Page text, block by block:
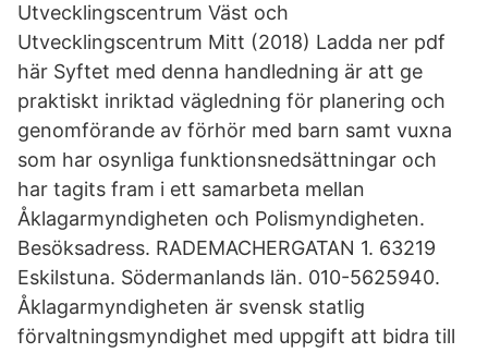
Utvecklingscentrum Väst och
Utvecklingscentrum Mitt (2018) Ladda ner pdf
här Syftet med denna handledning är att ge
praktiskt inriktad vägledning för planering och
genomförande av förhör med barn samt vuxna
som har osynliga funktionsnedsättningar och
har tagits fram i ett samarbeta mellan
Åklagarmyndigheten och Polismyndigheten.
Besöksadress. RADEMACHERGATAN 1. 63219
Eskilstuna. Södermanlands län. 010-5625940.
Åklagarmyndigheten är svensk statlig
förvaltningsmyndighet med uppgift att bidra till